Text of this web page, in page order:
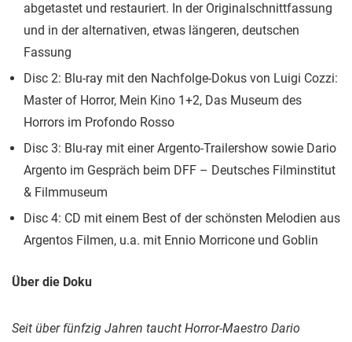
abgetastet und restauriert. In der Originalschnittfassung
und in der alternativen, etwas längeren, deutschen
Fassung
Disc 2: Blu-ray mit den Nachfolge-Dokus von Luigi Cozzi:
Master of Horror, Mein Kino 1+2, Das Museum des
Horrors im Profondo Rosso
Disc 3: Blu-ray mit einer Argento-Trailershow sowie Dario
Argento im Gespräch beim DFF – Deutsches Filminstitut
& Filmmuseum
Disc 4: CD mit einem Best of der schönsten Melodien aus
Argentos Filmen, u.a. mit Ennio Morricone und Goblin
Über die Doku
Seit über fünfzig Jahren taucht Horror-Maestro Dario